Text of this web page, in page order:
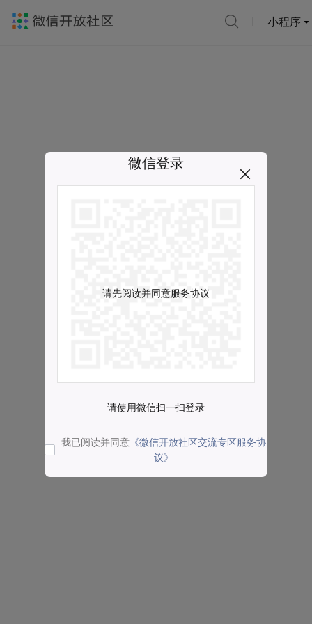
小程序
微信登录
请先阅读并同意服务协议
请使用微信扫一扫登录
我已阅读并同意 《微信开放社区交流专区服务协
议》